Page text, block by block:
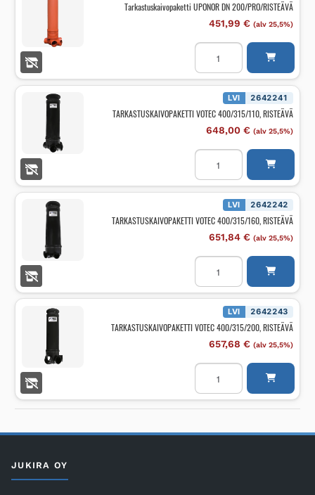
Tarkastuskaivopaketti UPONOR DN 200/PRO/RISTEÄVÄ
451,99 € (alv 25,5%)
Tarkastuskaivopaketti
UPONOR
200/PRO/RISTEÄVÄ
määrä
LVI 2642241
TARKASTUSKAIVOPAKETTI VOTEC 400/315/110, RISTEÄVÄ
648,00 € (alv 25,5%)
VOTEC
400/315/110,
RISTEÄVÄ
määrä
LVI 2642242
TARKASTUSKAIVOPAKETTI VOTEC 400/315/160, RISTEÄVÄ
651,84 € (alv 25,5%)
VOTEC
400/315/160,
RISTEÄVÄ
määrä
LVI 2642243
TARKASTUSKAIVOPAKETTI VOTEC 400/315/200, RISTEÄVÄ
657,68 € (alv 25,5%)
VOTEC
400/315/200,
RISTEÄVÄ
määrä
JUKIRA OY